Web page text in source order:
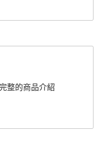
整的商品介紹